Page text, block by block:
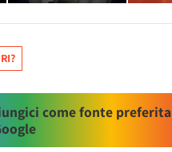
come fonte preferita